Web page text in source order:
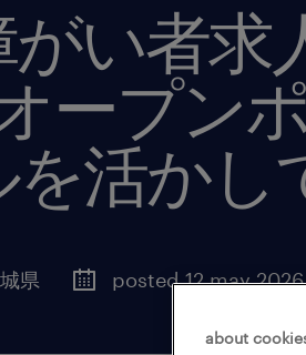
がい者
ープン
を活かし
県 posted 12 may 2026
about